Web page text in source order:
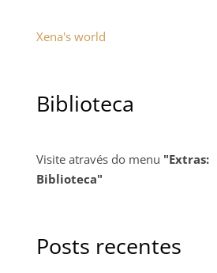
Xena's world
Biblioteca
Visite através do menu "Extras:
Biblioteca"
Posts recentes